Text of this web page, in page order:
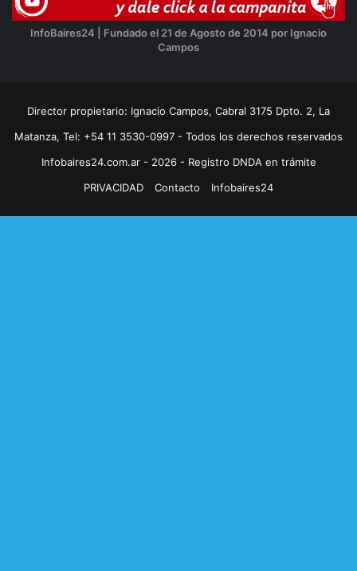
InfoBaires24 | Fundado el 21 de Agosto de 2014 por Ignacio
Campos
Director propietario: Ignacio Campos, Cabral 3175 Dpto. 2, La
Matanza, Tel: +54 11 3530-0997 - Todos los derechos reservados
Infobaires24.com.ar - 2026 - Registro DNDA en trámite
PRIVACIDAD
Contacto Infobaires24